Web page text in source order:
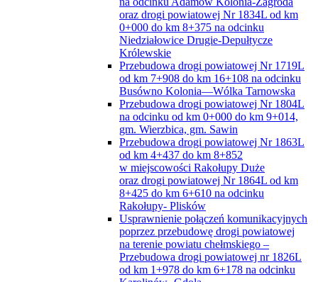
oraz drogi powiatowej Nr 1834L od km
0+000 do km 8+375 na odcinku
Niedziałowice Drugie-Depułtycze
Królewskie
Przebudowa drogi powiatowej Nr 1719L
od km 7+908 do km 16+108 na odcinku
Busówno Kolonia—Wólka Tarnowska
Przebudowa drogi powiatowej Nr 1804L
na odcinku od km 0+000 do km 9+014,
gm. Wierzbica, gm. Sawin
Przebudowa drogi powiatowej Nr 1863L
od km 4+437 do km 8+852
w miejscowości Rakołupy Duże
oraz drogi powiatowej Nr 1864L od km
8+425 do km 6+610 na odcinku
Rakołupy- Plisków
Usprawnienie połączeń komunikacyjnych
poprzez przebudowę drogi powiatowej
na terenie powiatu chełmskiego –
Przebudowa drogi powiatowej nr 1826L
od km 1+978 do km 6+178 na odcinku